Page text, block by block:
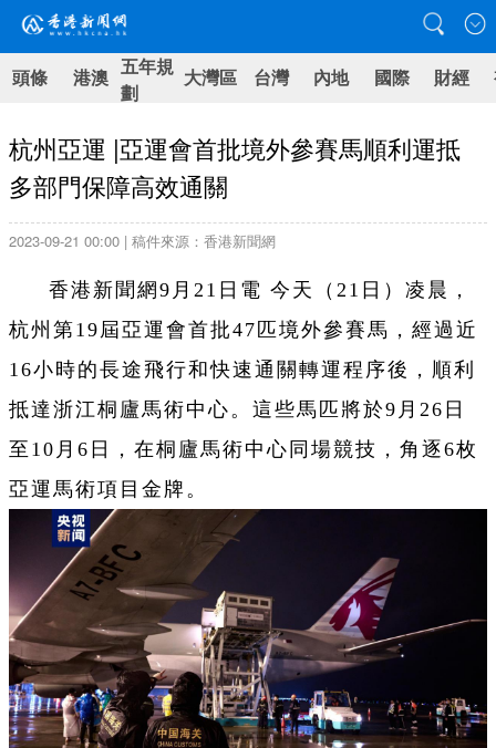
頭條 港澳 五年規
劃
大灣區 台灣 內地 國際 財經
杭州亞運 |亞運會首批境外參賽馬順利運抵
多部門保障高效通關
2023-09-21 00:00 | 稿件來源：香港新聞網
香港新聞網9月21日電 今天（21日）凌晨，
杭州第19屆亞運會首批47匹境外參賽馬，經過近
16小時的長途飛行和快速通關轉運程序後，順利
抵達浙江桐廬馬術中心。這些馬匹將於9月26日
至10月6日，在桐廬馬術中心同場競技，角逐6枚
亞運馬術項目金牌。